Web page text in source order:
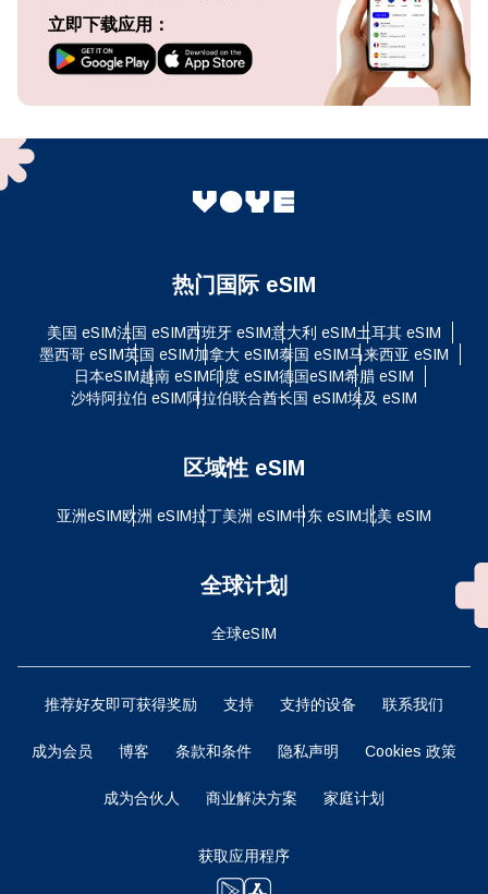
立即下载应用：
热门国际 eSIM
美国 eSIM法国 eSIM西班牙 eSIM意大利 eSIM土耳其 eSIM
墨西哥 eSIM英国 eSIM加拿大 eSIM泰国 eSIM马来西亚 eSIM
日本eSIM越南 eSIM印度 eSIM德国eSIM希腊 eSIM
沙特阿拉伯 eSIM阿拉伯联合酋长国 eSIM埃及 eSIM
区域性 eSIM
亚洲eSIM欧洲 eSIM拉丁美洲 eSIM中东 eSIM北美 eSIM
全球计划
全球eSIM
推荐好友即可获得奖励 支持 支持的设备 联系我们
成为会员 博客 条款和条件 隐私声明 Cookies 政策
成为合伙人 商业解决方案 家庭计划
获取应用程序